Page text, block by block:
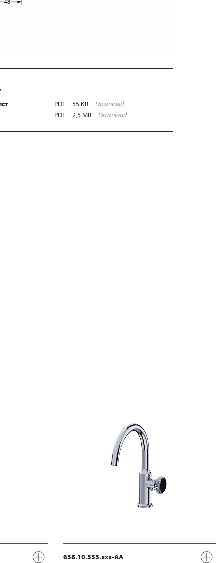
PDF 55 KB
Download
PDF
2,5 MB Download
638.10.353.xxx-AA